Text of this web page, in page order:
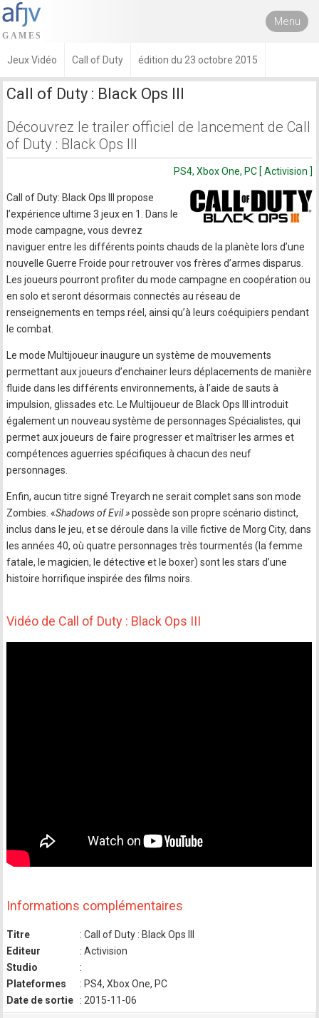
Menu
Jeux Vidéo Call of Duty édition du 23 octobre 2015
Call of Duty : Black Ops III
Découvrez le trailer officiel de lancement de Call
of Duty : Black Ops III
PS4, Xbox One, PC [ Activision ]
Call of Duty: Black Ops III propose
l’expérience ultime 3 jeux en 1. Dans le
mode campagne, vous devrez
naviguer entre les différents points chauds de la planète lors d’une
nouvelle Guerre Froide pour retrouver vos frères d’armes disparus.
Les joueurs pourront profiter du mode campagne en coopération ou
en solo et seront désormais connectés au réseau de
renseignements en temps réel, ainsi qu’à leurs coéquipiers pendant
le combat.
Le mode Multijoueur inaugure un système de mouvements
permettant aux joueurs d’enchainer leurs déplacements de manière
fluide dans les différents environnements, à l’aide de sauts à
impulsion, glissades etc. Le Multijoueur de Black Ops III introduit
également un nouveau système de personnages Spécialistes, qui
permet aux joueurs de faire progresser et maîtriser les armes et
compétences aguerries spécifiques à chacun des neuf
personnages.
Enfin, aucun titre signé Treyarch ne serait complet sans son mode
Zombies. «Shadows of Evil »possède son propre scénario distinct,
inclus dans le jeu, et se déroule dans la ville fictive de Morg City, dans
les années 40, où quatre personnages très tourmentés (la femme
fatale, le magicien, le détective et le boxer) sont les stars d’une
histoire horrifique inspirée des films noirs.
Vidéo de Call of Duty : Black Ops III
Informations complémentaires
Titre
: Call of Duty : Black Ops III
Editeur
: Activision
Studio
:
Plateformes
: PS4, Xbox One, PC
Date de sortie
: 2015-11-06